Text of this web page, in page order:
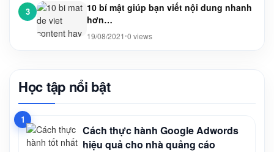
3
10 bí mật giúp bạn viết nội dung nhanh
hơn…
19/08/2021 •0 views
Học tập nổi bật
1
Cách thực hành Google Adwords
hiệu quả cho nhà quảng cáo